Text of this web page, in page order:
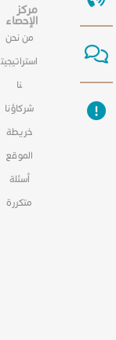
مركز
الإحصاء
من نحن
استراتيجيت
نا
شركاؤنا
خريطة
الموقع
أسئلة
متكررة